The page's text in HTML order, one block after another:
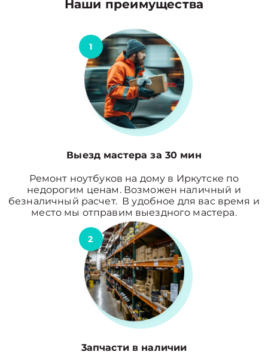
Наши преимущества
1
Выезд мастера за 30 мин
Ремонт ноутбуков на дому в Иркутске по
недорогим ценам. Возможен наличный и
безналичный расчет. В удобное для вас время и
место мы отправим выездного мастера.
2
3апчасти в наличии